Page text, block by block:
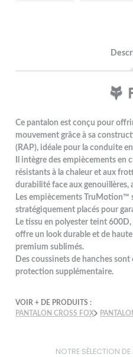
Ce pantalon est conçu pour
mouvement grâce à sa
(RAP), idéale pour la conduite
Il intègre des empiècements en
résistants à la chaleur et aux
durabilité face aux genouillères,
Les empiècements
stratégiquement placés pour
Le tissu en polyester teint
offre un look durable et de
premium sublimés.
Des coussinets de hanches
protection supplémentaire.
VOIR + DE PRODUITS :
PANTALON CROSS FOX
NOTRE SÉLECTION